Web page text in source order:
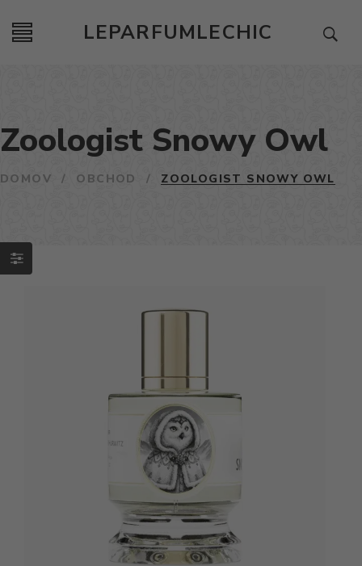
LEPARFUMLECHIC
Zoologist Snowy Owl
DOMOV / OBCHOD / ZOOLOGIST SNOWY OWL